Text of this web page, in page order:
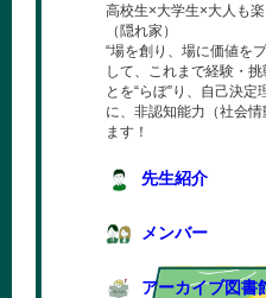
高校生×大学生×大人も
（隠れ家）
“場を創り、場に価値を
して、これまで経験・
とを“らぼ”り、自己決
に、非認知能力（社会
ます！
先生紹介
メンバー
アーカイブ図書